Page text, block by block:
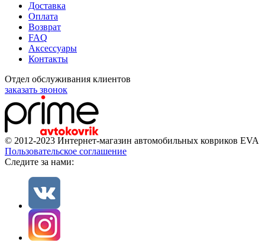
Доставка
Оплата
Возврат
FAQ
Аксессуары
Контакты
Отдел обслуживания клиентов
заказать звонок
© 2012-2023 Интернет-магазин автомобильных ковриков EVA
Пользовательское соглашение
Cледите за нами: